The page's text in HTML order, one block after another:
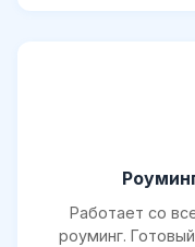
Работает со
роуминг.